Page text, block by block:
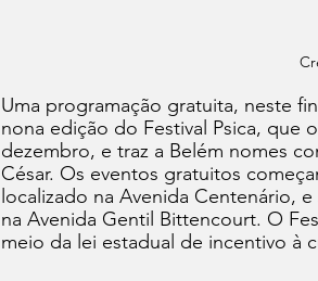
Uma programação gratuita, neste
nona edição do Festival Psica, que
dezembro, e traz a Belém nomes
César. Os eventos gratuitos
localizado na Avenida Centenário,
na Avenida Gentil Bittencourt. O
meio da lei estadual de incentivo à